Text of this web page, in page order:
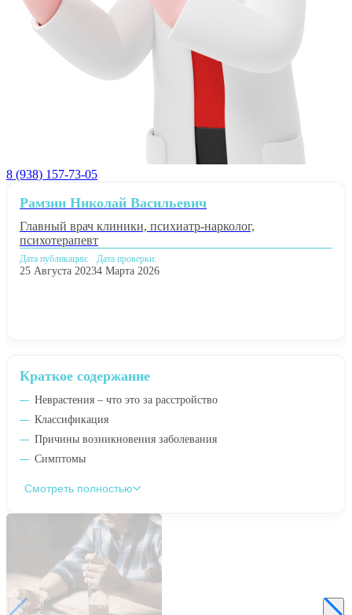
8 (938) 157-73-05
Краткое содержание
Неврастения – что это за расстройство
Классификация
Причины возникновения заболевания
Симптомы
Смотреть полностью
Рамзин Николай Васильевич
Главный врач клиники, психиатр-нарколог,
психотерапевт
Дата публикации:
25 Августа 2023
Дата проверки:
4 Марта 2026